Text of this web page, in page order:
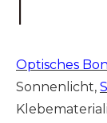
l
Optisches
Sonnenlicht,